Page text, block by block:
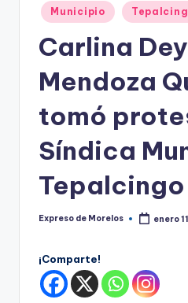
el
Publicado
en
Municipio
Carlina
Mendoza
tomó
Síndica
Tepalcingo
Publicado
Expreso de Morelos enero
¡Comparte!